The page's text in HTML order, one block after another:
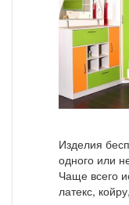
Изделия
одного или
Чаще всего
латекс,